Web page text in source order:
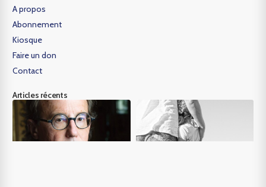
A propos
Abonnement
Kiosque
Faire un don
Contact
Articles récents